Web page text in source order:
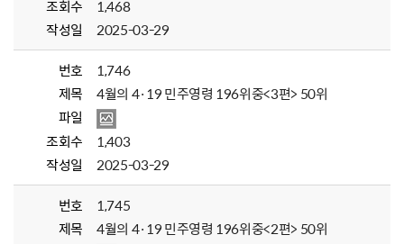
조회수
1,468
작성일
2025-03-29
번호
1,746
제목
4월의 4·19 민주영령 196위중<3편> 50위
파일
조회수
1,403
작성일
2025-03-29
번호
1,745
제목
4월의 4·19 민주영령 196위중<2편> 50위